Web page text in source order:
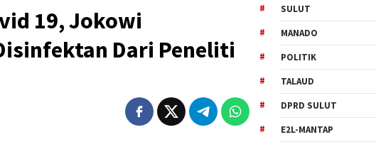
19, Jokowi
Dari Peneliti
SULUT
MANADO
POLITIK
TALAUD
DPRD SULUT
E2L-MANTAP